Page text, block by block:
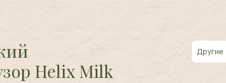
Helix Milk
Другие